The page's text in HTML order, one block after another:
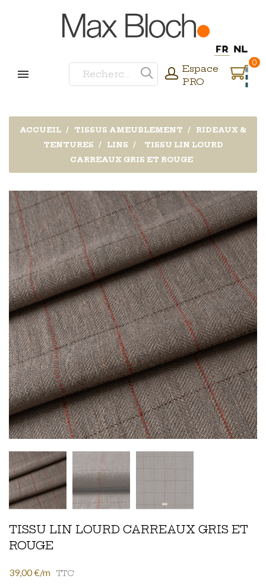
Espace
PRO
0
ACCUEIL TISSUS AMEUBLEMENT
RIDEAUX &
TENTURES
LINS
TISSU LIN LOURD
CARREAUX GRIS ET ROUGE
TISSU LIN LOURD CARREAUX GRIS ET
ROUGE
39,00 €/m TTC